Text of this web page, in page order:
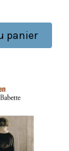
panier